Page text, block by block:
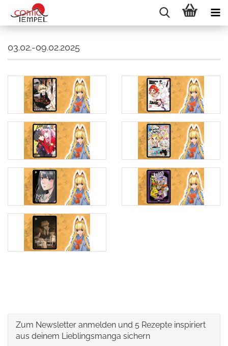
03.02.-09.02.2025
Zum Newsletter anmelden und 5 Rezepte inspiriert
aus deinem Lieblingsmanga sichern